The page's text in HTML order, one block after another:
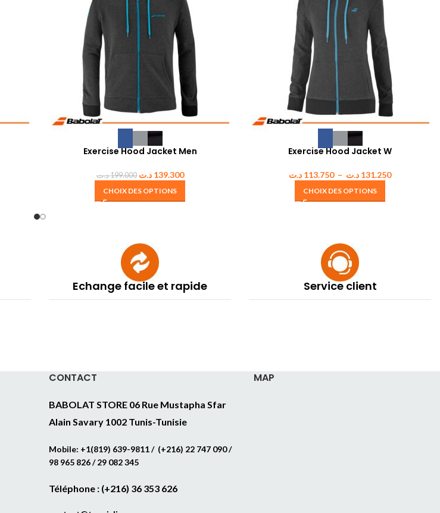
Exercise Hood Jacket Men
199.000د.ت 139.300 د.ت
CHOIX DES OPTIONS
Exercise Hood Jacket W
113.750 د.ت – 131.250 د.ت
CHOIX DES OPTIONS
Echange facile et rapide Service client
CONTACT
BABOLAT STORE 06 Rue Mustapha Sfar
Alain Savary 1002 Tunis-Tunisie
Mobile: +1(819) 639-9811 / (+216) 22 747 090 /
98 965 826 / 29 082 345
Téléphone : (+216) 36 353 626
MAP